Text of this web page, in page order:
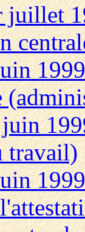
juillet
travail)